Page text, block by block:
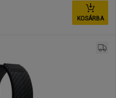
KOSÁRBA